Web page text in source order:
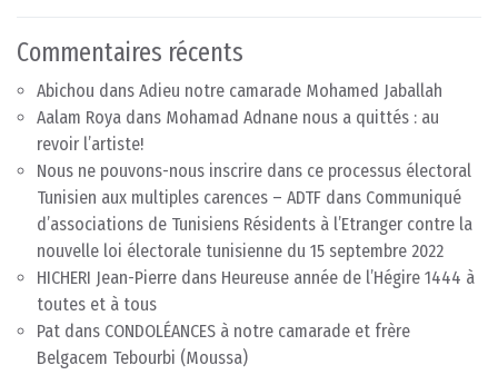
Commentaires récents
Abichou dans Adieu notre camarade Mohamed Jaballah
Aalam Roya dans Mohamad Adnane nous a quittés : au
revoir l’artiste!
Nous ne pouvons-nous inscrire dans ce processus électoral
Tunisien aux multiples carences – ADTF dans Communiqué
d’associations de Tunisiens Résidents à l’Etranger contre la
nouvelle loi électorale tunisienne du 15 septembre 2022
HICHERI Jean-Pierre dans Heureuse année de l’Hégire 1444 à
toutes et à tous
Pat dans CONDOLÉANCES à notre camarade et frère
Belgacem Tebourbi (Moussa)